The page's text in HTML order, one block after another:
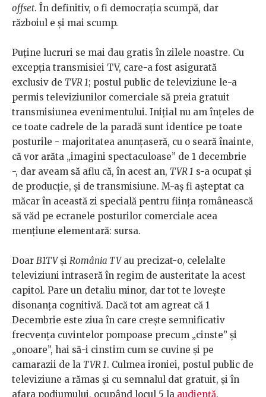
offset. În definitiv, o fi democrația scumpă, dar
războiul e și mai scump.
Puține lucruri se mai dau gratis în zilele noastre. Cu
excepția transmisiei TV, care-a fost asigurată
exclusiv de TVR 1; postul public de televiziune le-a
permis televiziunilor comerciale să preia gratuit
transmisiunea evenimentului. Inițial nu am înțeles de
ce toate cadrele de la paradă sunt identice pe toate
posturile - majoritatea anunţaseră, cu o seară înainte,
că vor arăta „imagini spectaculoase” de 1 decembrie
-, dar aveam să aflu că, în acest an, TVR 1 s-a ocupat și
de producție, și de transmisiune. M-aș fi așteptat ca
măcar în această zi specială pentru ființa românească
să văd pe ecranele posturilor comerciale acea
mențiune elementară: sursa.
Doar B1TVși România TVau precizat-o, celelalte
televiziuni intraseră în regim de austeritate la acest
capitol. Pare un detaliu minor, dar tot te lovește
disonanța cognitivă. Dacă tot am agreat că 1
Decembrie este ziua în care crește semnificativ
frecvența cuvintelor pompoase precum „cinste” și
„onoare”, hai să-i cinstim cum se cuvine și pe
camarazii de la TVR 1. Culmea ironiei, postul public de
televiziune a rămas și cu semnalul dat gratuit, și în
afara podiumului, ocupând locul 5 la audiență.